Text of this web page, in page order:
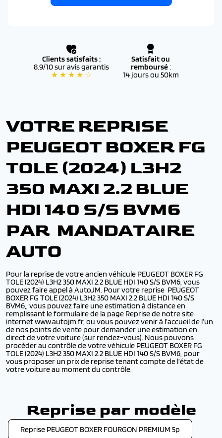
Clients satisfaits :
8.9/10 sur avis garantis
★ ★ ★ ★ ☆
Satisfait ou
remboursé:
14 jours ou 50km
VOTRE REPRISE
PEUGEOT BOXER FG
TOLE (2024) L3H2
350 MAXI 2.2 BLUE
HDI 140 S/S BVM6
PAR MANDATAIRE
AUTO
Pour la reprise de votre ancien véhicule PEUGEOT BOXER FG
TOLE (2024) L3H2 350 MAXI 2.2 BLUE HDI 140 S/S BVM6, vous
pouvez faire appel à AutoJM. Pour votre reprise PEUGEOT
BOXER FG TOLE (2024) L3H2 350 MAXI 2.2 BLUE HDI 140 S/S
BVM6,, vous pouvez faire une estimation à distance en
remplissant le formulaire de la page Reprise de notre site
internet www.autojm.fr, ou vous pouvez venir à l’accueil de l’un
de nos points de vente pour demander une estimation en
direct de votre voiture (sur rendez-vous). Nous pouvons
procéder au contrôle de votre véhicule PEUGEOT BOXER FG
TOLE (2024) L3H2 350 MAXI 2.2 BLUE HDI 140 S/S BVM6, pour
vous proposer un prix de reprise tenant compte de l’état de
votre voiture au moment du contrôle.
Reprise par modèle
Reprise PEUGEOT BOXER FOURGON PREMIUM 5p